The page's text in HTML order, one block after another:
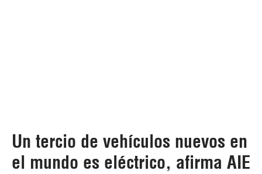
Un tercio de vehículos nuevos en
el mundo es eléctrico, afirma AIE